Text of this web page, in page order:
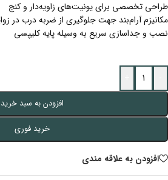
طراحی تخصصی برای یونیت‌های زاویه‌دار و کنج
مکانیزم آرام‌بند جهت جلوگیری از ضربه درب در
نصب و جداسازی سریع به وسیله پایه کلیپسی
افزودن به سبد خرید
خرید فوری
افزودن به علاقه مندی